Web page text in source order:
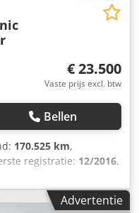
€ 23.500
Vaste prijs excl. btw
Bellen
170.525 km,
registratie: 12/2016,
(TÜV):11/2026,
,
Advertentie